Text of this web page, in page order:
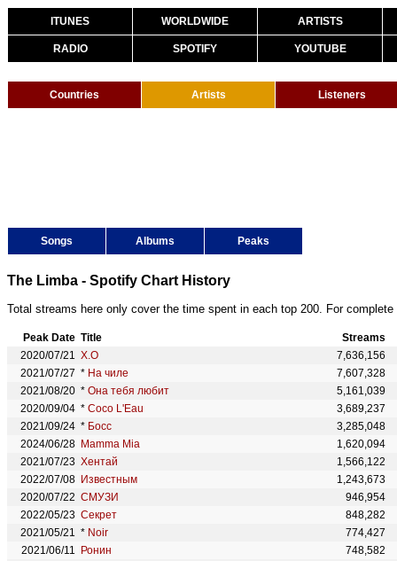
ITUNES WORLDWIDE ARTISTS
RADIO SPOTIFY YOUTUBE
Countries Artists Listeners
Songs Albums Peaks
The Limba - Spotify Chart History
Total streams here only cover the time spent in each top 200. For
Peak Date Title
Streams
2020/07/21 X.O
7,636,156
2021/07/27 * На чиле
7,607,328
2021/08/20 * Она тебя любит
5,161,039
2020/09/04 * Coco L'Eau
3,689,237
2021/09/24 * Босс
3,285,048
2024/06/28 Mamma Mia
1,620,094
2021/07/23 Хентай
1,566,122
2022/07/08 Известным
1,243,673
2020/07/22 СМУЗИ
946,954
2022/05/23 Секрет
848,282
2021/05/21 * Noir
774,427
2021/06/11
Ронин
748,582